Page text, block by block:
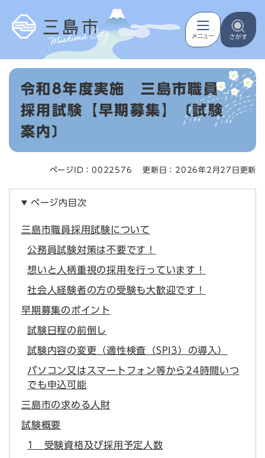
メニューを飛ばして本文へ
本
令和8年度実施 三島市職員
採用試験【早期募集】〔試験
案内〕
ページID：0022576 更新日：2026年2月27日更新
ページ内目次
三島市職員採用試験について
公務員試験対策は不要です！
想いと人柄重視の採用を行っています！
社会人経験者の方の受験も大歓迎です！
早期募集のポイント
試験日程の前倒し
試験内容の変更（適性検査（SPI3）の導入）
パソコン又はスマートフォン等から24時間いつ
でも申込可能
三島市の求める人財
試験概要
1 受験資格及び採用予定人数